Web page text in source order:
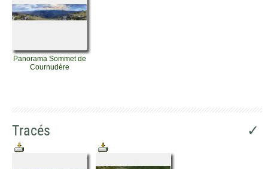
Panorama Sommet de
Cournudère
Tracés ✓